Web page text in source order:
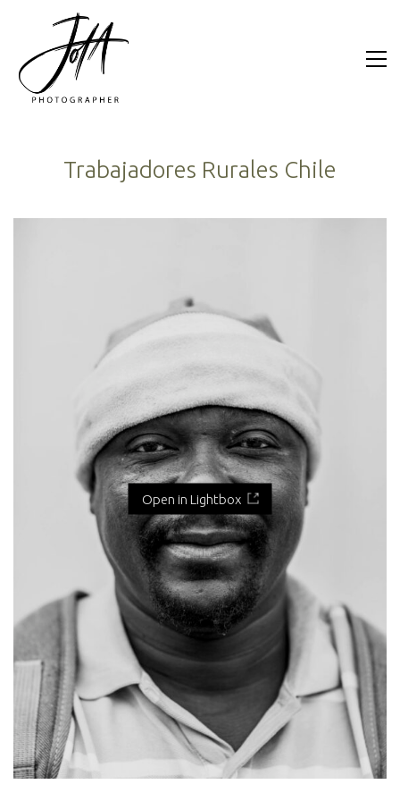
Trabajadores Rurales Chile
Open in Lightbox